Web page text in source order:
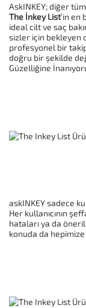
AskINKEY; diğer
The İnkey List’in en
ideal cilt ve saç
sizler için bekleyen
profesyonel bir takip
doğru bir şekilde
Güzelliğine
askINKEY sadece
Her kullanıcının
hataları ya da
konuda da